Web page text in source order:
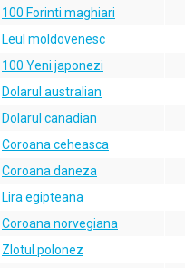
100 Forinti maghiari
Leul moldovenesc
100 Yeni japonezi
Dolarul australian
Dolarul canadian
Coroana ceheasca
Coroana daneza
Lira egipteana
Coroana norvegiana
Zlotul polonez